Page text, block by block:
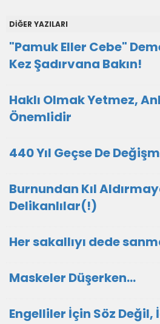
DİĞER YAZILARI
"Pamuk Eller Cebe"
Kez Şadırvana Bakın!
Haklı Olmak Yetmez,
Önemlidir
440 Yıl Geçse De
Burnundan Kıl
Delikanlılar(!)
Her sakallıyı dede
Maskeler Düşerken…
Engelliler İçin Söz